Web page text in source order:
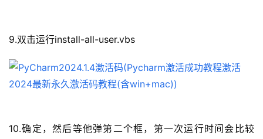
9.双击运行install-all-user.vbs
10.确定，然后等他弹第二个框，第一次运行时间会比较